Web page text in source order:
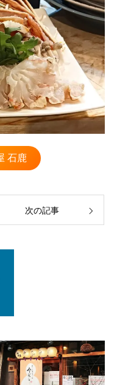
石鹿
次の記事